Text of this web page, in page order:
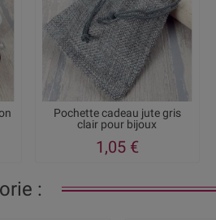
Pochette cadeau jute gris
clair pour bijoux
1,05 €
: